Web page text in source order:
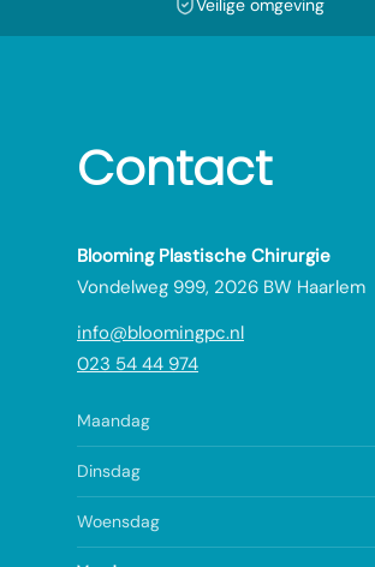
Veilige omgeving
Contact
Blooming Plastische Chirurgie
Vondelweg 999, 2026 BW Haarlem
info@bloomingpc.nl
023 54 44 974
Maandag
Dinsdag
Woensdag